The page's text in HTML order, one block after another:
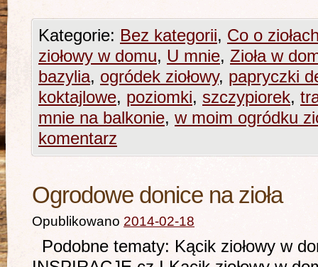
Kategorie: Bez kategorii, Co o
ziołowy w domu, U mnie, Zioła w
bazylia, ogródek ziołowy, papryczki
koktajlowe, poziomki, szczypiorek,
mnie na balkonie, w moim ogródku
komentarz
Ogrodowe donice na zioła
Opublikowano 2014-02-18
Podobne tematy: Kącik ziołowy w